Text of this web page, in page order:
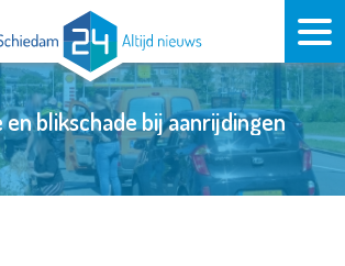
en blikschade bij aanrijdingen